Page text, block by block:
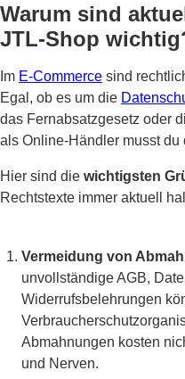
Warum sind
JTL-Shop
Im E-Commerce sind
Egal, ob es um die
das Fernabsatzgesetz oder
als Online-Händler musst
Hier sind die wichtigsten
Rechtstexte immer aktuell
Vermeidung von
unvollständige AGB,
Widerrufsbelehrungen
Abmahnungen kosten
und Nerven.